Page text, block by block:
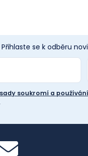
Přihlaste se k odběru
soukromí a